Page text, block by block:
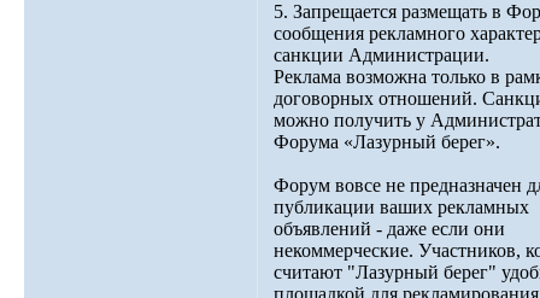
5. Запрещается размещать в
сообщения рекламного
санкции Администрации.
Реклама возможна только в
договорных отношений.
можно получить у
Форума «Лазурный берег».
Форум вовсе не предназначен
публикации ваших рекламных
объявлений - даже если они
некоммерческие. Участников,
считают "Лазурный берег"
площадкой для